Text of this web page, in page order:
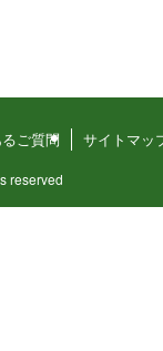
ご質問 サイトマッ
reserved